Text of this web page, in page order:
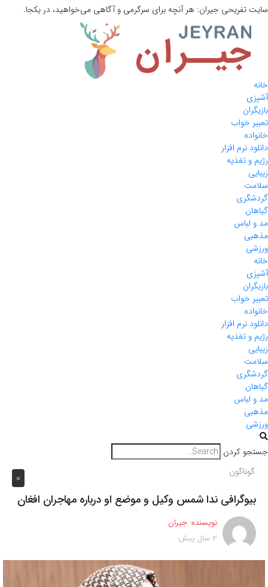
سایت تفریحی جیران: هر آنچه برای سرگرمی و آگاهی می‌خواهید، در یکجا.
خانه
آشپزی
بازیگران
تعبیر خواب
خانواده
دانلود نرم افزار
رژیم و تغذیه
زیبایی
سلامت
گردشگری
گیاهان
مد و لباس
مذهبی
ورزشی
خانه
آشپزی
بازیگران
تعبیر خواب
خانواده
دانلود نرم افزار
رژیم و تغذیه
زیبایی
سلامت
گردشگری
گیاهان
مد و لباس
مذهبی
ورزشی
جستجو کردن
0 گوناگون
بیوگرافی ندا شمس وکیل و موضع او درباره مهاجران افغان
نویسنده: جیران
2 سال پیش